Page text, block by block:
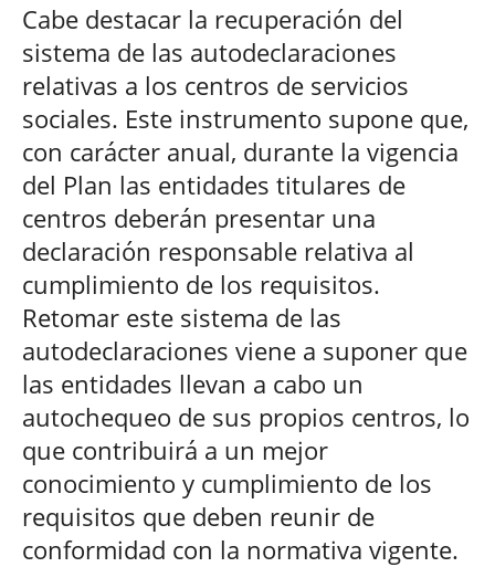
Cabe destacar la recuperación del
sistema de las autodeclaraciones
relativas a los centros de servicios
sociales. Este instrumento supone que,
con carácter anual, durante la vigencia
del Plan las entidades titulares de
centros deberán presentar una
declaración responsable relativa al
cumplimiento de los requisitos.
Retomar este sistema de las
autodeclaraciones viene a suponer que
las entidades llevan a cabo un
autochequeo de sus propios centros, lo
que contribuirá a un mejor
conocimiento y cumplimiento de los
requisitos que deben reunir de
conformidad con la normativa vigente.